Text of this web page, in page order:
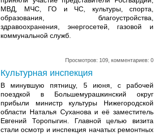
МВД, МЧС, ГО и ЧС, культуры, спорта,
образования, благоустройства,
здравоохранения, энергосетей, газовой и
коммунальной служб.
Просмотров: 109, комментариев: 0
Культурная инспекция
В минувшую пятницу, 5 июня, с рабочей
поездкой в Большемурашкинский округ
прибыли министр культуры Нижегородской
области Наталья Суханова и её заместитель
Евгений Торопыгин. Главной целью визита
стали осмотр и инспекция начатых ремонтных